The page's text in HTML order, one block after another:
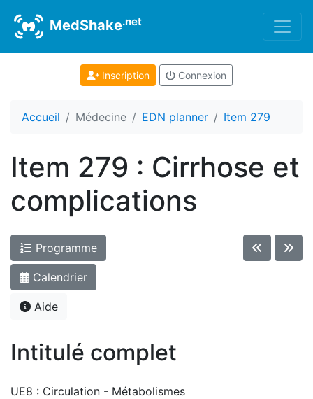
MedShake.net
Inscription Connexion
Accueil Médecine EDN planner Item 279
Item 279 : Cirrhose et
complications
Programme
Calendrier
Aide
Intitulé complet
UE8 : Circulation - Métabolismes